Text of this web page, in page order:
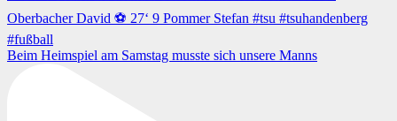
Beim Heimspiel am Samstag musste sich unsere Manns